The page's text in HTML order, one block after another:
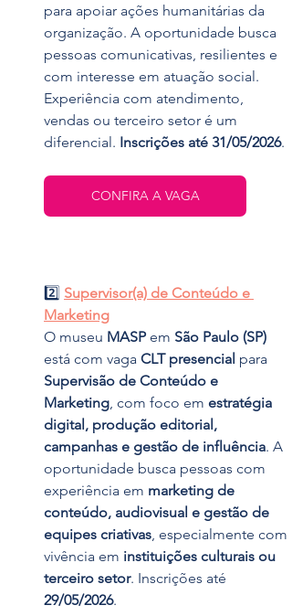
para apoiar ações humanitárias da
organização. A oportunidade busca
pessoas comunicativas, resilientes e
com interesse em atuação social.
Experiência com atendimento,
vendas ou terceiro setor é um
diferencial. Inscrições até 31/05/2026.
CONFIRA A VAGA
2️⃣ Supervisor(a) de Conteúdo e
Marketing
O museu MASP em São Paulo (SP)
está com vaga CLT presencial para
Supervisão de Conteúdo e
Marketing , com foco em estratégia
digital, produção editorial,
campanhas e gestão de influência. A
oportunidade busca pessoas com
experiência em marketing de
conteúdo, audiovisual e gestão de
equipes criativas , especialmente com
vivência em instituições culturais ou
terceiro setor. Inscrições até
29/05/2026.